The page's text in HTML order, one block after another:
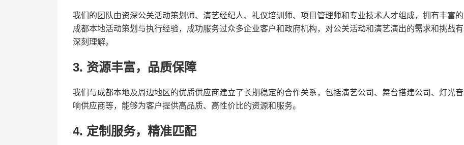
我们的团队由资深公关活动策划师、演艺经纪人、礼仪培训师、项目管理师和专业技术人才组成，拥有丰富的
成都本地活动策划与执行经验，成功服务过众多企业客户和政府机构，对公关活动和演艺演出的需求和挑战有
深刻理解。
3. ​ ​资源丰富，品质保障​
我们与成都本地及周边地区的优质供应商建立了长期稳定的合作关系，包括演艺公司、舞台搭建公司、灯光音
响供应商等，能够为客户提供高品质、高性价比的资源和服务。
4. ​ ​定制服务，精准匹配​